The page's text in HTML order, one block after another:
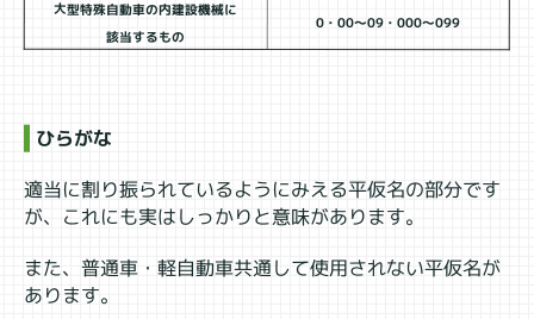
大型特殊自動車の内建設機械に
該当するもの
0・00～09・000～099
ひらがな
適当に割り振られているようにみえる平仮名の部分です
が、これにも実はしっかりと意味があります。
また、普通車・軽自動車共通して使用されない平仮名が
あります。